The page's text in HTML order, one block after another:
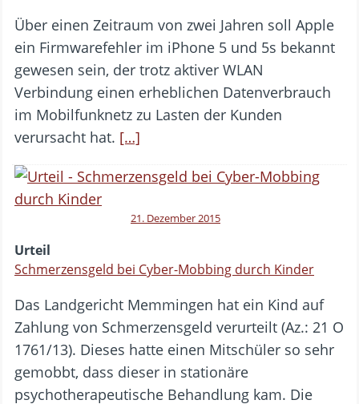
Über einen Zeitraum von zwei Jahren soll Apple
ein Firmwarefehler im iPhone 5 und 5s bekannt
gewesen sein, der trotz aktiver WLAN
Verbindung einen erheblichen Datenverbrauch
im Mobilfunknetz zu Lasten der Kunden
verursacht hat. […]
21. Dezember 2015
Urteil
Schmerzensgeld bei Cyber-Mobbing durch Kinder
Das Landgericht Memmingen hat ein Kind auf
Zahlung von Schmerzensgeld verurteilt (Az.: 21 O
1761/13). Dieses hatte einen Mitschüler so sehr
gemobbt, dass dieser in stationäre
psychotherapeutische Behandlung kam. Die